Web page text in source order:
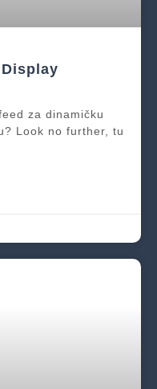
za dinamičku
Look no further, tu